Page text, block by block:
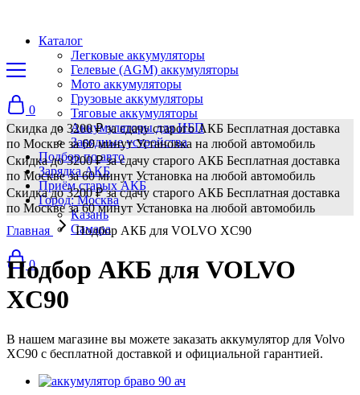
Каталог
Легковые аккумуляторы
Гелевые (AGM) аккумуляторы
Мото аккумуляторы
Грузовые аккумуляторы
Тяговые аккумуляторы
Аккумуляторы для ИБП
Зарядные устройства
Подбор по авто
Зарядка АКБ
Приём старых АКБ
Город: Москва
Казань
Самара
0
0
Скидка до 3200 ₽ за сдачу старого АКБ Бесплатная доставка
по Москве за 60 минут Установка на любой автомобиль
Скидка до 3200 ₽ за сдачу старого АКБ Бесплатная доставка
по Москве за 60 минут Установка на любой автомобиль
Скидка до 3200 ₽ за сдачу старого АКБ Бесплатная доставка
по Москве за 60 минут Установка на любой автомобиль
Главная
Подбор АКБ для VOLVO XC90
Подбор АКБ для VOLVO
XC90
В нашем магазине вы можете заказать аккумулятор для Volvo
XC90 с бесплатной доставкой и официальной гарантией.